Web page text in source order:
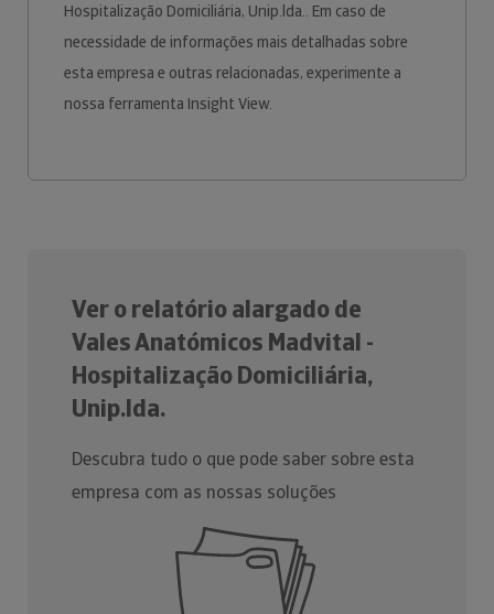
Hospitalização Domiciliária, Unip.lda.. Em caso de
necessidade de informações mais detalhadas sobre
esta empresa e outras relacionadas, experimente a
nossa ferramenta Insight View.
Ver o relatório alargado de
Vales Anatómicos Madvital -
Hospitalização Domiciliária,
Unip.lda.
Descubra tudo o que pode saber sobre esta
empresa com as nossas soluções